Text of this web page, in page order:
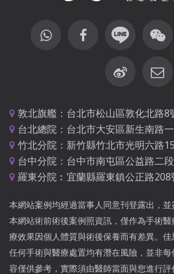
敦北旗艦：台北市松山區敦化北路8
台北總院：台北市大安區新生南路
竹北分院：新竹縣竹北市光明六路
台中分院：台中市南屯區公益路二
羅東分院︰宜蘭縣羅東鎮公正路208
本網站案例均經過當事人同意刊登露出，並
本網站術前術後案例照資訊，僅作為手術
療效果因個人體質與術後保養而有差異。佳
任何手術與醫療處置均有潛在風險，並非
容僅供參考，實際須由醫師當面與您進行評